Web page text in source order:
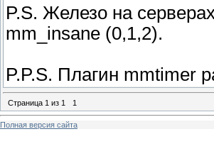
P.S. Железо на
mm_insane (0,1,2).
P.P.S. Плагин mmtimer
Страница 1 из 1 1
Полная версия сайта